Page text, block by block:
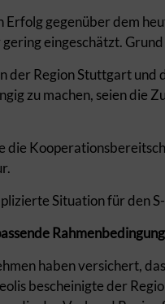
Erfolg gegenüber dem
gering eingeschätzt.
der Region Stuttgart
zu machen, seien die
die
Situation für den
haben versichert,
bescheinigte der